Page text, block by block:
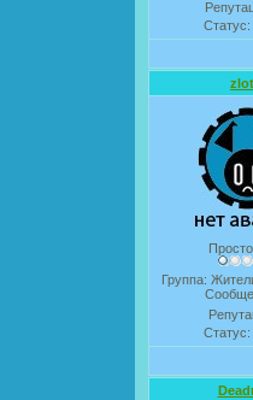
Статус:
Группа:
Статус: